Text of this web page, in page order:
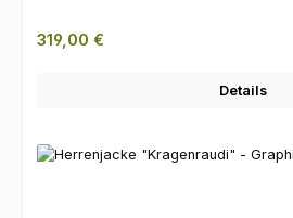
Regulärer Preis:
319,00 €
Details